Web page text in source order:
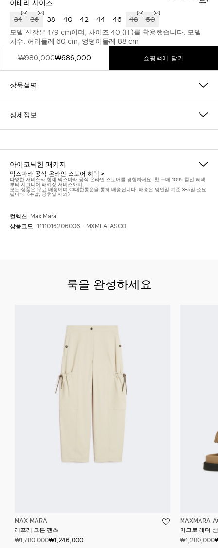
이태리 사이즈
34 36 38 40 42 44 46 48
50
모델 신장은 179 cm이며, 사이즈 40 (IT)를 착용했습니다. 모델
치수: 허리둘레 60 cm, 엉덩이둘레 88 cm
₩980,000₩686,000 쇼핑백에 담기
상품설명
상세정보
아이코닉한 패키지
막스마라 공식 온라인 스토어 혜택 >
다양한 서비스와 함께 막스마라 공식 온라인 스토어를 경험하세요. 첫 구매 10% 할인 혜택
부터 시그니처 패키징 서비스까지.
모든 상품은 무료 배송이며 CJ대한통운을 통해 배송됩니다. 배송은 영업일 기준 3-5일 소요
됩니다. (주말, 공휴일 제외)
컬렉션: Max Mara
상품코드 :1111016206006 - MXMFALASCO
룩을 완성하세요
MAX MARA
레프레 코튼 팬츠
₩1,780,000₩1,246,000
MAXMARA
마크로 레더
₩1,280,000